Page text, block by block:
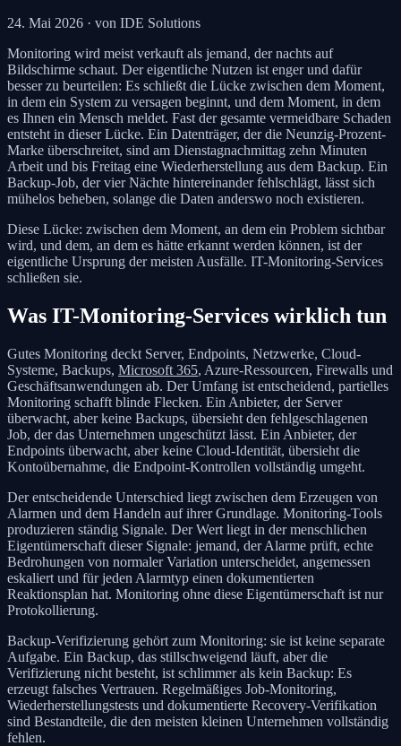
24. Mai 2026 · von IDE Solutions
Monitoring wird meist verkauft als jemand, der nachts auf
Bildschirme schaut. Der eigentliche Nutzen ist enger und dafür
besser zu beurteilen: Es schließt die Lücke zwischen dem Moment,
in dem ein System zu versagen beginnt, und dem Moment, in dem
es Ihnen ein Mensch meldet. Fast der gesamte vermeidbare Schaden
entsteht in dieser Lücke. Ein Datenträger, der die Neunzig-Prozent-
Marke überschreitet, sind am Dienstagnachmittag zehn Minuten
Arbeit und bis Freitag eine Wiederherstellung aus dem Backup. Ein
Backup-Job, der vier Nächte hintereinander fehlschlägt, lässt sich
mühelos beheben, solange die Daten anderswo noch existieren.
Diese Lücke: zwischen dem Moment, an dem ein Problem sichtbar
wird, und dem, an dem es hätte erkannt werden können, ist der
eigentliche Ursprung der meisten Ausfälle. IT-Monitoring-Services
schließen sie.
Was IT-Monitoring-Services wirklich tun
Gutes Monitoring deckt Server, Endpoints, Netzwerke, Cloud-
Systeme, Backups, Microsoft 365, Azure-Ressourcen, Firewalls und
Geschäftsanwendungen ab. Der Umfang ist entscheidend, partielles
Monitoring schafft blinde Flecken. Ein Anbieter, der Server
überwacht, aber keine Backups, übersieht den fehlgeschlagenen
Job, der das Unternehmen ungeschützt lässt. Ein Anbieter, der
Endpoints überwacht, aber keine Cloud-Identität, übersieht die
Kontoübernahme, die Endpoint-Kontrollen vollständig umgeht.
Der entscheidende Unterschied liegt zwischen dem Erzeugen von
Alarmen und dem Handeln auf ihrer Grundlage. Monitoring-Tools
produzieren ständig Signale. Der Wert liegt in der menschlichen
Eigentümerschaft dieser Signale: jemand, der Alarme prüft, echte
Bedrohungen von normaler Variation unterscheidet, angemessen
eskaliert und für jeden Alarmtyp einen dokumentierten
Reaktionsplan hat. Monitoring ohne diese Eigentümerschaft ist nur
Protokollierung.
Backup-Verifizierung gehört zum Monitoring: sie ist keine separate
Aufgabe. Ein Backup, das stillschweigend läuft, aber die
Verifizierung nicht besteht, ist schlimmer als kein Backup: Es
erzeugt falsches Vertrauen. Regelmäßiges Job-Monitoring,
Wiederherstellungstests und dokumentierte Recovery-Verifikation
sind Bestandteile, die den meisten kleinen Unternehmen vollständig
fehlen.